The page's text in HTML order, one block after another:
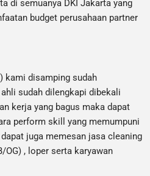
di semuanya DKI Jakarta yang
budget perusahaan partner
kami disamping sudah
sudah dilengkapi dibekali
kerja yang bagus maka dapat
perform skill yang memumpuni
juga memesan jasa cleaning
, loper serta karyawan